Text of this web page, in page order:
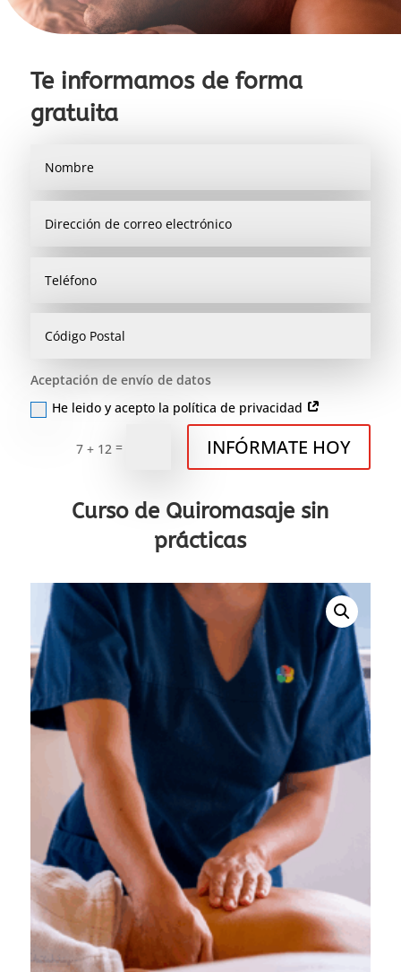
Te informamos de forma
gratuita
Aceptación de envío de datos
He leido y acepto la política de privacidad
7 + 12 = INFÓRMATE HOY
Curso de Quiromasaje sin
prácticas